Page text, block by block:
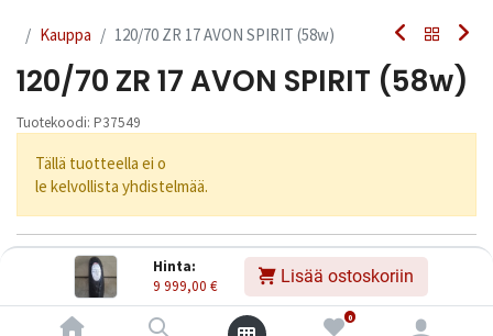
Hinta:
9 999,00 € Lisää ostoskoriin
0
Kauppa 120/70 ZR 17 AVON SPIRIT (58w)
120/70 ZR 17 AVON SPIRIT (58w)
Tuotekoodi: P37549
Tällä tuotteella ei o
le kelvollista yhdistelmää.
Toimitusehdot